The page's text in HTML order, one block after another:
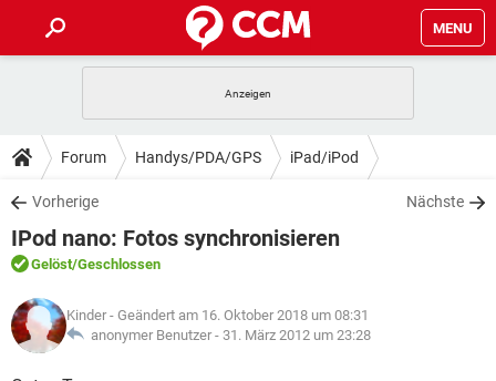
MENU
ANDROID IOS
WINDOWS 10
WHATSAPP TIKTOK
FACEBOOK
TIPPS & TRICKS
SPIELE STREAMING
WINDOWS 10
WHATSAPP
FACEBOOK HARDWARE
DOWNLOADS
SPIELE STREAMING
ANDROID
WINDOWS 10 INSTAGRAM
WHATSAPP
FORUM
SPIELE
ANDROID IOS
LEXIKON
SPIELE
Forum Handys/PDA/GPS iPad/iPod
Vorherige Nächste
IPod nano: Fotos synchronisieren
Gelöst/Geschlossen
Kinder - Geändert am 16. Oktober 2018 um 08:31
anonymer Benutzer - 31. März 2012 um 23:28